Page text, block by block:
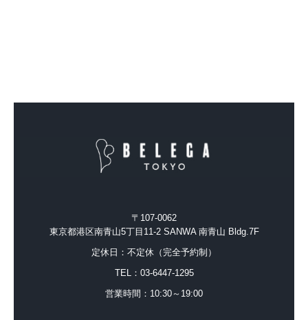
〒107-0062
東京都港区南青山5丁目11-2 SANWA 南青山 Bldg.7F
定休日：不定休（完全予約制）
TEL： 03-6447-1295
営業時間：10:30～19:00